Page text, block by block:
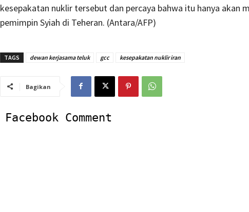
kesepakatan nuklir tersebut dan percaya bahwa itu hanya akan
pemimpin Syiah di Teheran. (Antara/AFP)
TAGS dewan kerjasama teluk gcc kesepakatan nuklir iran
Bagikan
Facebook Comment